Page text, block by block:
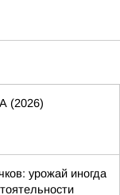
(2026)
урожай иногда